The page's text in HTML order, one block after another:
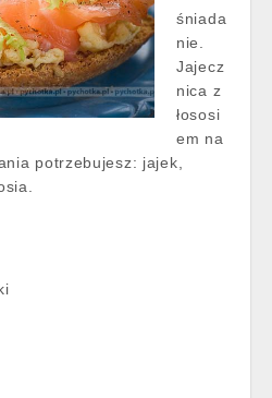
śniada
nie.
Jajecz
nica z
łososi
em na
potrzebujesz: jajek,